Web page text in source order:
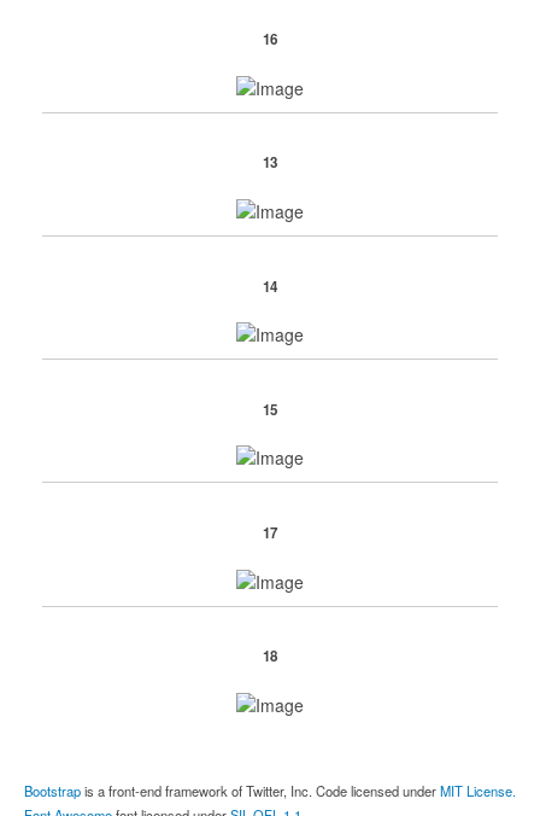
16
13
14
15
17
18
Bootstrapis a front-end framework of Twitter, Inc. Code licensed underMIT License.